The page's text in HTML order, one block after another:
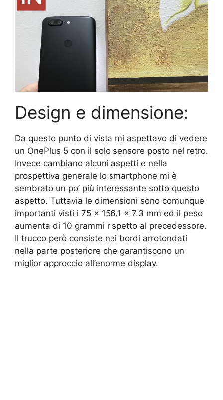
Design e dimensione:
Da questo punto di vista mi aspettavo di vedere
un OnePlus 5 con il solo sensore posto nel retro.
Invece cambiano alcuni aspetti e nella
prospettiva generale lo smartphone mi è
sembrato un po’ più interessante sotto questo
aspetto. Tuttavia le dimensioni sono comunque
importanti visti i 75 x 156.1 x 7.3 mm ed il peso
aumenta di 10 grammi rispetto al precedessore.
Il trucco però consiste nei bordi arrotondati
nella parte posteriore che garantiscono un
miglior approccio all’enorme display.